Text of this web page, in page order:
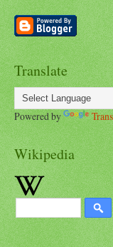
Translate
Powered by
Wikipedia